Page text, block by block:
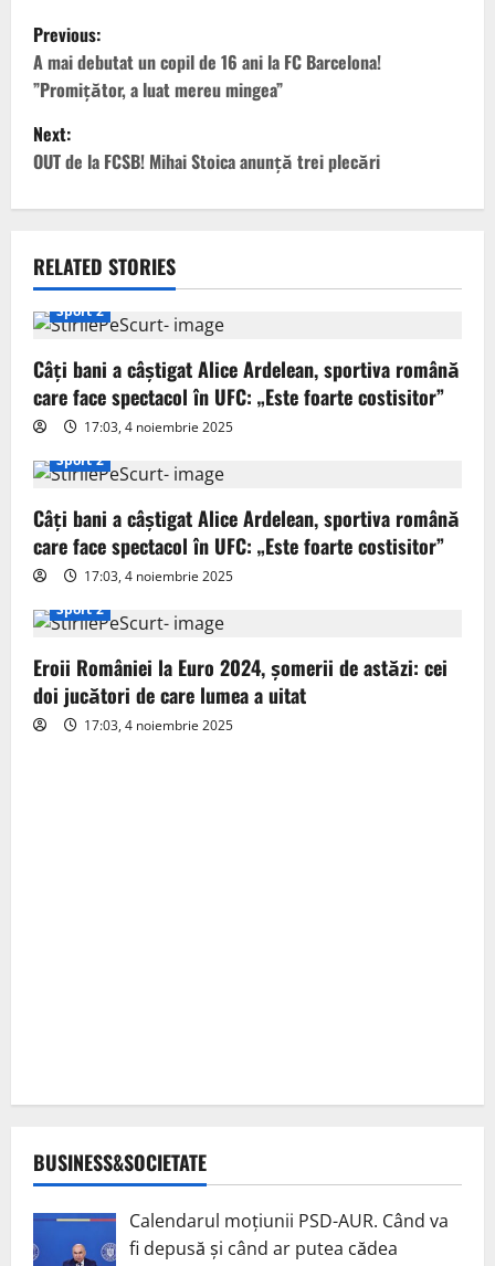
P
o
s
t
n
a
v
i
g
a
t
i
o
n
Previous:
A mai debutat un copil de 16 ani la FC Barcelona!
”Promițător, a luat mereu mingea”
Next:
OUT de la FCSB! Mihai Stoica anunță trei plecări
RELATED STORIES
Sport 2
Câți bani a câștigat Alice Ardelean, sportiva română
care face spectacol în UFC: „Este foarte costisitor”
17:03, 4 noiembrie 2025
Sport 2
Câți bani a câștigat Alice Ardelean, sportiva română
care face spectacol în UFC: „Este foarte costisitor”
17:03, 4 noiembrie 2025
Sport 2
Eroii României la Euro 2024, șomerii de astăzi: cei
doi jucători de care lumea a uitat
17:03, 4 noiembrie 2025
BUSINESS&SOCIETATE
Calendarul moțiunii PSD-AUR. Când va
fi depusă și când ar putea cădea